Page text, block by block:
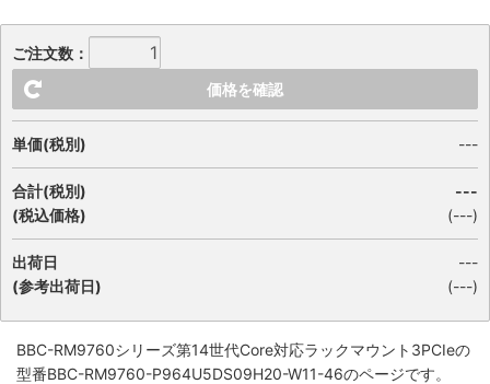
ご注文数：
価格を確認
単価(税別) ---
合計(税別)
(税込価格)
---
(---)
出荷日
(参考出荷日)
---
(---)
BBC-RM9760シリーズ第14世代Core対応ラックマウント3PCIeの
型番BBC-RM9760-P964U5DS09H20-W11-46のページです。